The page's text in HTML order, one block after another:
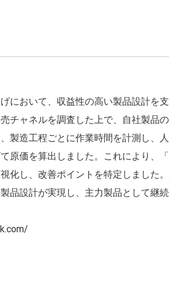
において、収益性の高い製品設計を
チャネルを調査した上で、自社製品
製造工程ごとに作業時間を計測し、
原価を算出しました。これにより、
化し、改善ポイントを特定しました
品設計が実現し、主力製品として継